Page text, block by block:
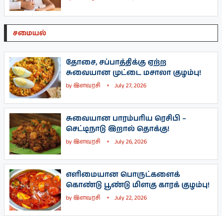
சமையல்
தோசை, சப்பாத்திக்கு ஏற்ற
சுவையான முட்டை மசாலா குழம்பு!
byஇளவரசி July 27, 2026
சுவையான பாரம்பரிய ரெசிபி –
செட்டிநாடு இறால் தொக்கு!
byஇளவரசி July 26, 2026
எளிமையான பொருட்களைக்
கொண்டு பூண்டு மிளகு காரக் குழம்பு!
byஇளவரசி July 22, 2026